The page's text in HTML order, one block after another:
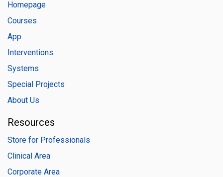
Homepage
Courses
App
Interventions
Systems
Special Projects
About Us
Resources
Store for Professionals
Clinical Area
Corporate Area